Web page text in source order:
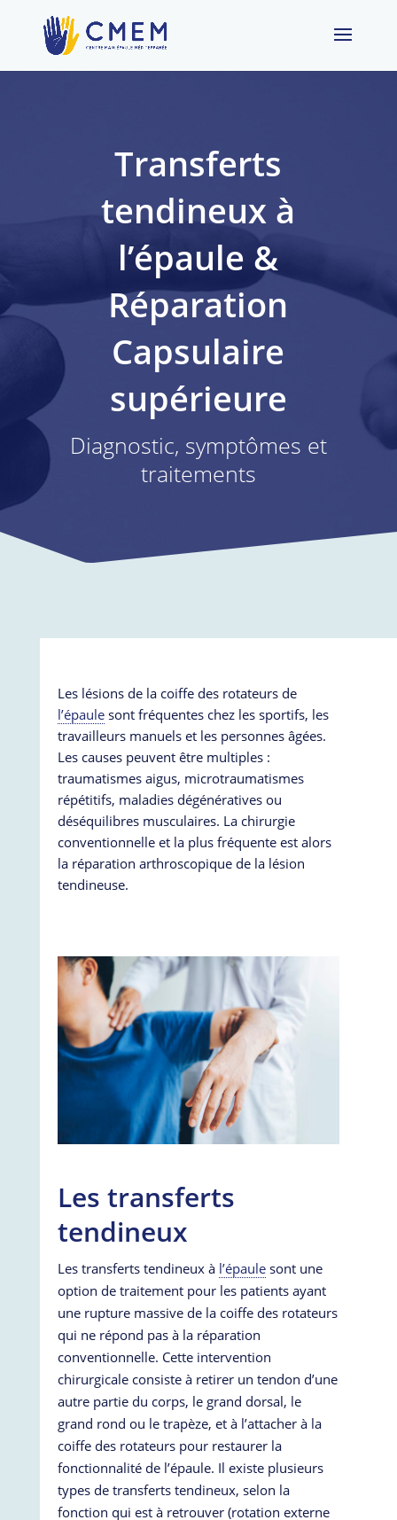
Transferts
tendineux à
l’épaule &
Réparation
Capsulaire
supérieure
Diagnostic, symptômes et
traitements
Les lésions de la coiffe des rotateurs de
l’épaulesont fréquentes chez les sportifs, les
travailleurs manuels et les personnes âgées.
Les causes peuvent être multiples :
traumatismes aigus, microtraumatismes
répétitifs, maladies dégénératives ou
déséquilibres musculaires. La chirurgie
conventionnelle et la plus fréquente est alors
la réparation arthroscopique de la lésion
tendineuse.
Les transferts
tendineux
Les transferts tendineux à l’épaulesont une
option de traitement pour les patients ayant
une rupture massive de la coiffe des rotateurs
qui ne répond pas à la réparation
conventionnelle. Cette intervention
chirurgicale consiste à retirer un tendon d’une
autre partie du corps, le grand dorsal, le
grand rond ou le trapèze, et à l’attacher à la
coiffe des rotateurs pour restaurer la
fonctionnalité de l’épaule. Il existe plusieurs
types de transferts tendineux, selon la
fonction qui est à retrouver (rotation externe